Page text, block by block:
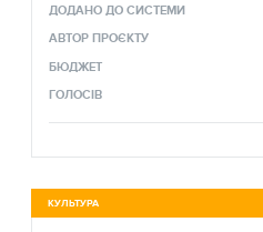
ДОДАНО ДО СИСТЕМИ
АВТОР ПРОЄКТУ
БЮДЖЕТ
ГОЛОСІВ
КУЛЬТУРА